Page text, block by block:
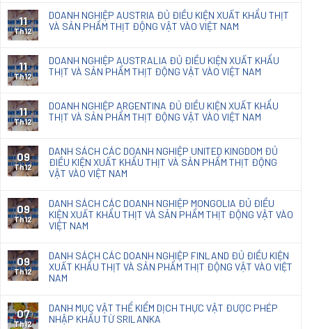
sx
đồ
code
giấy
quả
phân
Kraft
nhập
báo
131/TB-
về
kết
loại
chế
nấm
mốc
11
Th12
DOANH NGHIỆP AUSTRIA ĐỦ ĐIỀU KIỆN XUẤT KHẨU THỊT
VÀ SẢN PHẨM THỊT ĐỘNG VẬT VÀO VIỆT NAM
11
Th12
DOANH NGHIỆP AUSTRALIA ĐỦ ĐIỀU KIỆN XUẤT KHẨU
THỊT VÀ SẢN PHẨM THỊT ĐỘNG VẬT VÀO VIỆT NAM
11
Th12
DOANH NGHIỆP ARGENTINA ĐỦ ĐIỀU KIỆN XUẤT KHẨU
THỊT VÀ SẢN PHẨM THỊT ĐỘNG VẬT VÀO VIỆT NAM
09
Th12
DANH SÁCH CÁC DOANH NGHIỆP UNITED KINGDOM ĐỦ
ĐIỀU KIỆN XUẤT KHẨU THỊT VÀ SẢN PHẨM THỊT ĐỘNG
VẬT VÀO VIỆT NAM
09
Th12
DANH SÁCH CÁC DOANH NGHIỆP MONGOLIA ĐỦ ĐIỀU
KIỆN XUẤT KHẨU THỊT VÀ SẢN PHẨM THỊT ĐỘNG VẬT VÀO
VIỆT NAM
09
Th12
DANH SÁCH CÁC DOANH NGHIỆP FINLAND ĐỦ ĐIỀU KIỆN
XUẤT KHẨU THỊT VÀ SẢN PHẨM THỊT ĐỘNG VẬT VÀO VIỆT
NAM
07
Th12
DANH MỤC VẬT THỂ KIỂM DỊCH THỰC VẬT ĐƯỢC PHÉP
NHẬP KHẨU TỪ SRILANKA